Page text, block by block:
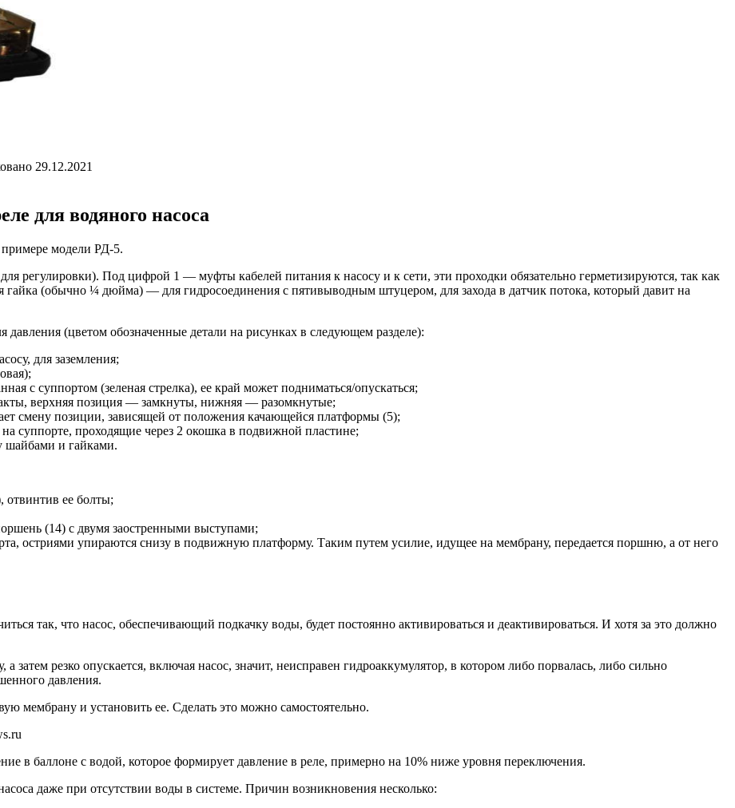
29.12.2021
для водяного насоса
примере модели РД-5.
регулировки). Под цифрой 1 — муфты кабелей питания к насосу и к сети, эти проходки обязательно герметизируются, так как
(обычно ¼ дюйма) — для гидросоединения с пятивыводным штуцером, для захода в датчик потока, который давит на
(цветом обозначенные детали на рисунках в следующем разделе):
для заземления;
с суппортом (зеленая стрелка), ее край может подниматься/опускаться;
верхняя позиция — замкнуты, нижняя — разомкнутые;
смену позиции, зависящей от положения качающейся платформы (5);
суппорте, проходящие через 2 окошка в подвижной пластине;
шайбами и гайками.
отвинтив ее болты;
(14) с двумя заостренными выступами;
остриями упираются снизу в подвижную платформу. Таким путем усилие, идущее на мембрану, передается поршню, а от него
так, что насос, обеспечивающий подкачку воды, будет постоянно активироваться и деактивироваться. И хотя за это должно
затем резко опускается, включая насос, значит, неисправен гидроаккумулятор, в котором либо порвалась, либо сильно
давления.
мембрану и установить ее. Сделать это можно самостоятельно.
в баллоне с водой, которое формирует давление в реле, примерно на 10% ниже уровня переключения.
даже при отсутствии воды в системе. Причин возникновения несколько: